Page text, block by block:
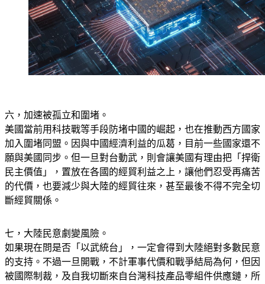
六，加速被孤立和圍堵。
美國當前用科技戰等手段防堵中國的崛起，也在推動西方國家
加入圍堵同盟。因與中國經濟利益的瓜葛，目前一些國家還不
願與美國同步。但一旦對台動武，則會讓美國有理由把「捍衛
民主價值」，置放在各國的經貿利益之上，讓他們忍受再痛苦
的代價，也要減少與大陸的經貿往來，甚至最後不得不完全切
七，大陸民意劇變風險。
如果現在問是否「以武統台」，一定會得到大陸絕對多數民意
的支持。不過一旦開戰，不計軍事代價和戰爭結局為何，但因